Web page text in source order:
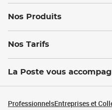
Nos Produits
Nos Tarifs
La Poste vous
ProfessionnelsEntreprises et